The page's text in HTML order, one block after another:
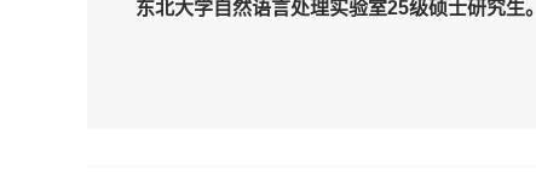
东北大学自然语言处理实验室25级硕士研究生。